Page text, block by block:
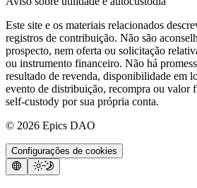
Este site e os materiais relacionados
registros de contribuição. Não são
prospecto, nem oferta ou solicitação
ou instrumento financeiro. Não há
resultado de revenda, disponibilidade em
evento de distribuição, recompra ou valor
self-custody por sua própria conta.
© 2026 Epics DAO
Configurações de cookies